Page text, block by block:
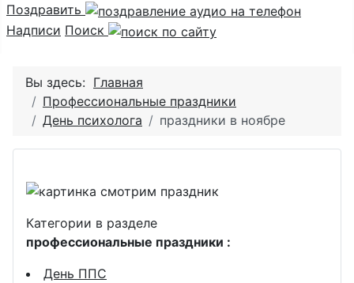
Поздравить
Надписи Поиск
Вы здесь: Главная
Профессиональные праздники
День психолога
праздники в ноябре
Категории в разделе
профессиональные праздники :
День ППС